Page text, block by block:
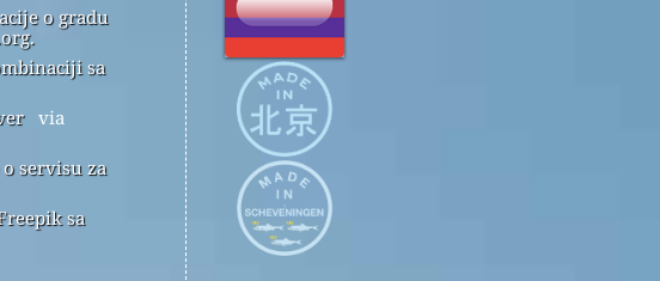
o gradu
sa
via
servisu za
sa